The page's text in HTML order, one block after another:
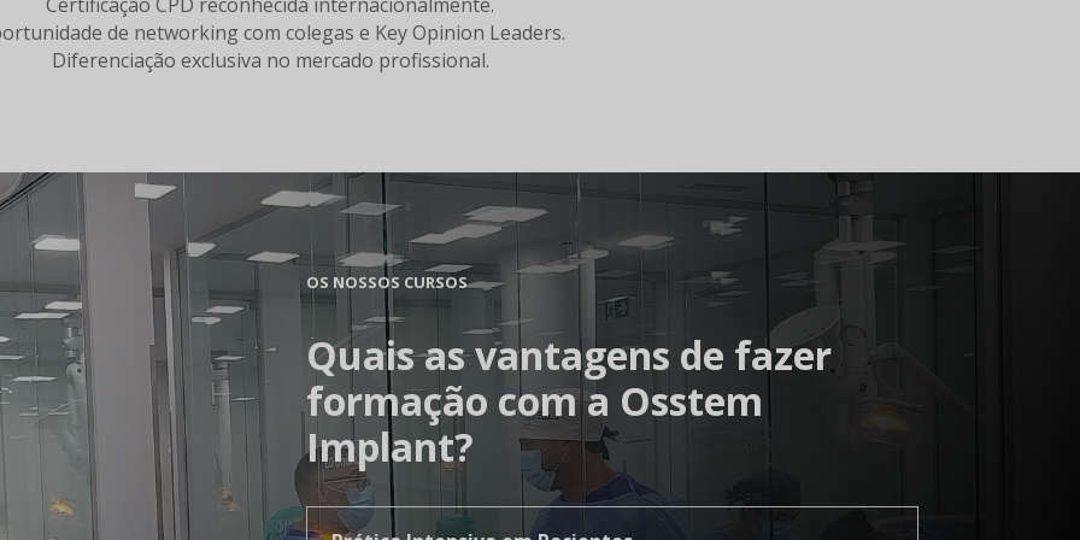
de networking com colegas e Key Opinion Leaders.
Diferenciação exclusiva no mercado profissional.
OS NOSSOS CURSOS
Quais as vantagens de fazer
formação com a Osstem
Implant?